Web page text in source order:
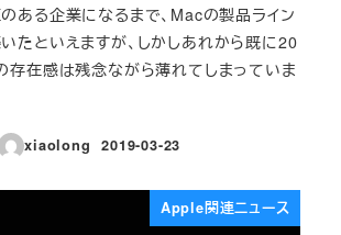
ある企業になるまで、Macの製品ライン
たといえますが、しかしあれから既に20
存在感は残念ながら薄れてしまっていま
xiaolong
投稿日
2019-03-23
Apple関連ニュース